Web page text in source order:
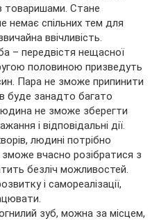
товаришами. Стане
немає спільних тем для
ввічливість.
– передвістя нещасної
половиною призведуть
Пара не зможе припинити
буде занадто багато
не зможе зберегти
і відповідальні дії.
людині потрібно
вчасно розібратися з
безліч можливостей.
і самореалізації,
зуб, можна за місцем,